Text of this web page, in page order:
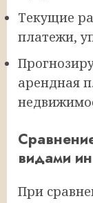
Текущие
платежи,
арендная
видами
При